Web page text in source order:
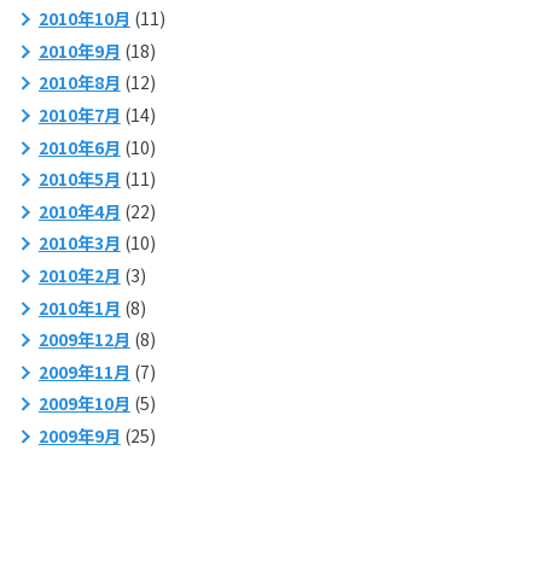
2010年10月 (11)
2010年9月 (18)
2010年8月 (12)
2010年7月 (14)
2010年6月 (10)
2010年5月 (11)
2010年4月 (22)
2010年3月 (10)
2010年2月 (3)
2010年1月 (8)
2009年12月 (8)
2009年11月 (7)
2009年10月 (5)
2009年9月 (25)